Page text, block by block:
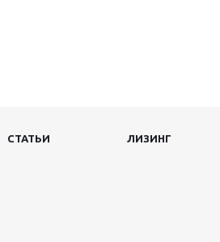
СТАТЬИ ЛИЗИНГ